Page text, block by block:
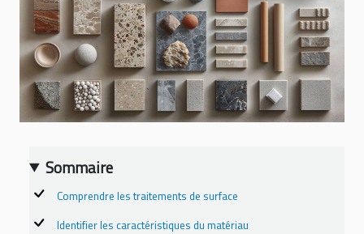
Sommaire
Comprendre les traitements de surface
Identifier les caractéristiques du matériau